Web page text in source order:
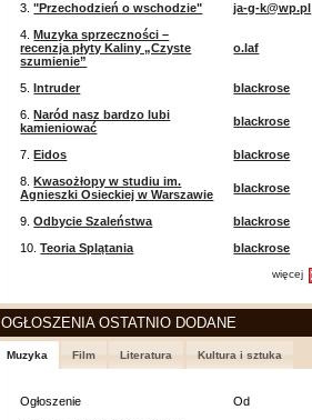
3."Przechodzień o wschodzie"
ja-g-k@wp.pl
4.Muzyka sprzeczności –
recenzja płyty Kaliny „Czyste
szumienie”
o.laf
5.Intruder
blackrose
6.Naród nasz bardzo lubi
kamieniować
blackrose
7.Eidos
blackrose
8.Kwasożłopy w studiu im.
Agnieszki Osieckiej w Warszawie
blackrose
9.Odbycie Szaleństwa
blackrose
10.Teoria Splątania blackrose
więcej
OGŁOSZENIA OSTATNIO DODANE
Muzyka Film Literatura Kultura i sztuka
Ogłoszenie
Od